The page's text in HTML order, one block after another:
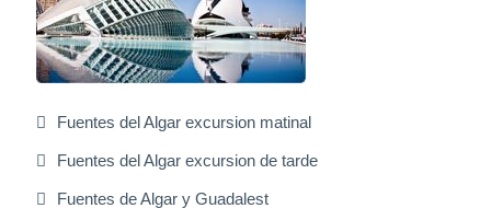
Fuentes del Algar excursion matinal
Fuentes del Algar excursion de tarde
Fuentes de Algar y Guadalest